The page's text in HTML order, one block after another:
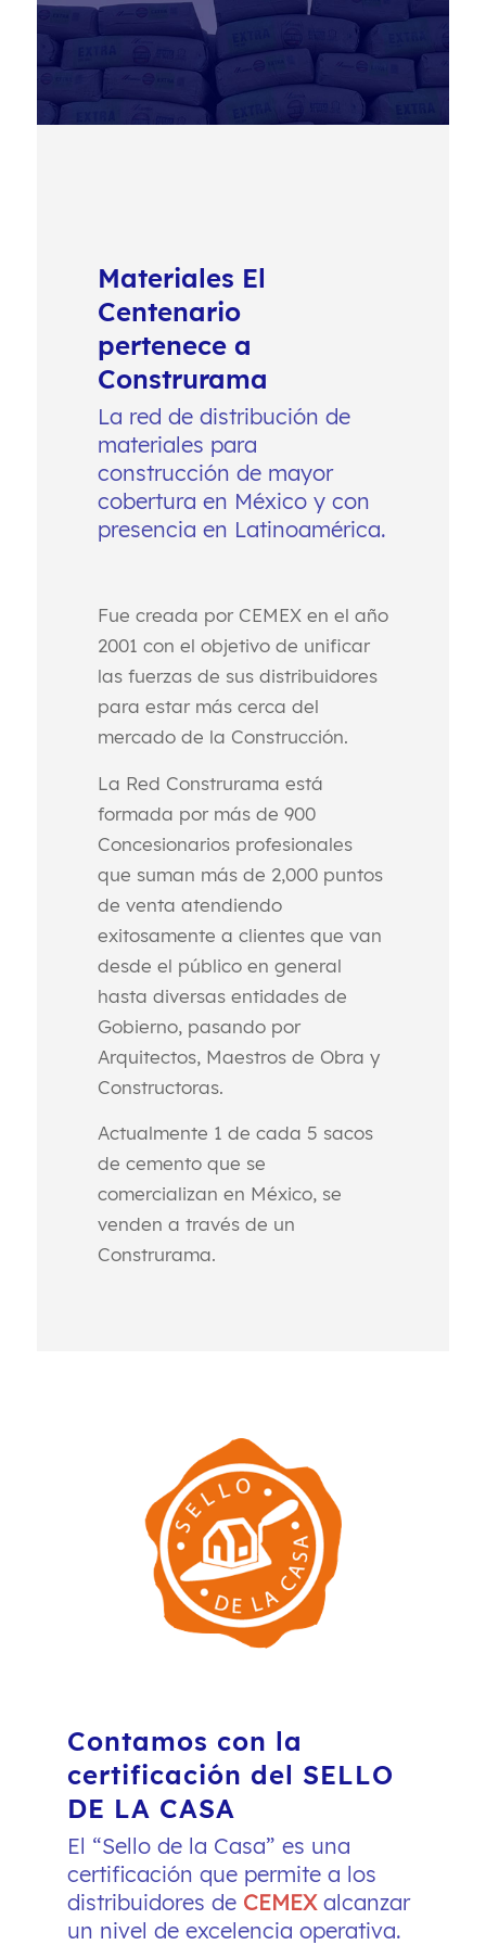
Materiales El
Centenario
pertenece a
Construrama
La red de distribución de
materiales para
construcción de mayor
cobertura en México y con
presencia en Latinoamérica.
Fue creada por CEMEX en el año
2001 con el objetivo de unificar
las fuerzas de sus distribuidores
para estar más cerca del
mercado de la Construcción.
La Red Construrama está
formada por más de 900
Concesionarios profesionales
que suman más de 2,000 puntos
de venta atendiendo
exitosamente a clientes que van
desde el público en general
hasta diversas entidades de
Gobierno, pasando por
Arquitectos, Maestros de Obra y
Constructoras.
Actualmente 1 de cada 5 sacos
de cemento que se
comercializan en México, se
venden a través de un
Construrama.
Contamos con la
certificación del SELLO
DE LA CASA
El “Sello de la Casa” es una
certificación que permite a los
distribuidores de CEMEXalcanzar
un nivel de excelencia operativa.